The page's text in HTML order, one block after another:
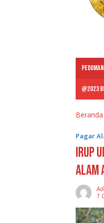
@2023
Beranda
Pagar
Irup
Alam
1